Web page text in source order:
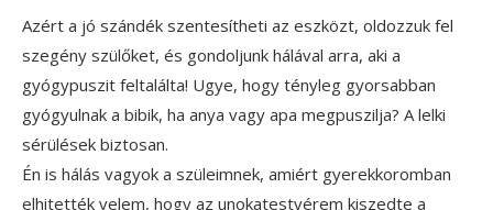
Azért a jó szándék szentesítheti az eszközt, oldozzuk fel
szegény szülőket, és gondoljunk hálával arra, aki a
gyógypuszit feltalálta! Ugye, hogy tényleg gyorsabban
gyógyulnak a bibik, ha anya vagy apa megpuszilja? A lelki
sérülések biztosan.
Én is hálás vagyok a szüleimnek, amiért gyerekkoromban
elhitették velem, hogy az unokatestvérem kiszedte a